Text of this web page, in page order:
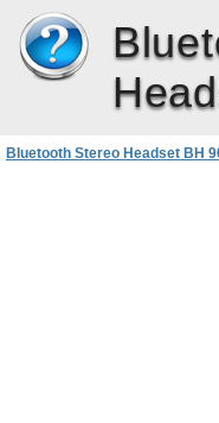
Bluetooth Stereo Headset BH